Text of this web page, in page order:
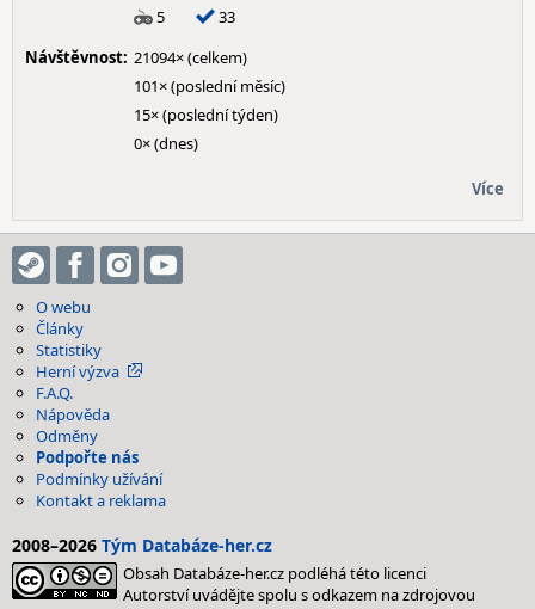
5
33
Návštěvnost: 21094× (celkem)
101× (poslední měsíc)
15× (poslední týden)
0× (dnes)
Více
O webu
Články
Statistiky
Herní výzva
F.A.Q.
Nápověda
Odměny
Podpořte nás
Podmínky užívání
Kontakt a reklama
2008–2026 Tým Databáze-her.cz
Obsah Databáze-her.cz podléhá této licenci
Autorství uvádějte spolu s odkazem na zdrojovou